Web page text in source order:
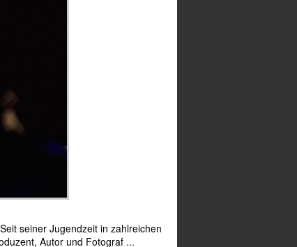
seiner Jugendzeit in zahlreichen
Autor und Fotograf ...